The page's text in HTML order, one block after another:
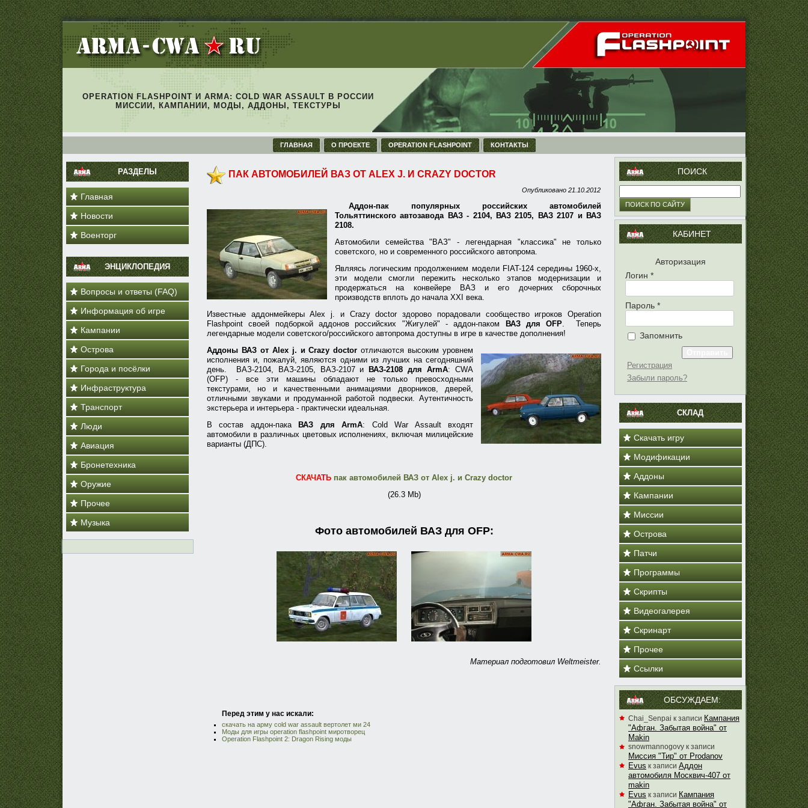
OPERATION FLASHPOINT И ARMA: COLD WAR ASSAULT В РОССИИ
МИССИИ, КАМПАНИИ, МОДЫ, АДДОНЫ, ТЕКСТУРЫ
ГЛАВНАЯ О ПРОЕКТЕ OPERATION FLASHPOINT КОНТАКТЫ
РАЗДЕЛЫ
Главная
Новости
Военторг
ЭНЦИКЛОПЕДИЯ
Вопросы и ответы (FAQ)
Информация об игре
Кампании
Острова
Города и посёлки
Инфраструктура
Транспорт
Люди
Авиация
Бронетехника
Оружие
Прочее
Музыка
ПАК АВТОМОБИЛЕЙ ВАЗ ОТ ALEX J. И CRAZY DOCTOR
Опубликовано 21.10.2012
Аддон-пак популярных российских автомобилей
Тольяттинского автозавода ВАЗ - 2104, ВАЗ 2105, ВАЗ 2107 и ВАЗ
2108.
Автомобили семейства "ВАЗ" - легендарная "классика" не только
советского, но и современного российского автопрома.
Являясь логическим продолжением модели FIAT-124 середины 1960-х,
эти модели смогли пережить несколько этапов модернизации и
продержаться на конвейере ВАЗ и его дочерних сборочных
производств вплоть до начала XXI века.
Известные аддонмейкеры Alex j. и Crazy doctor здорово порадовали сообщество игроков Operation
Flashpoint своей подборкой аддонов российских "Жигулей" - аддон-паком
ВАЗ для OFP. Теперь
легендарные модели советского/российского автопрома доступны в игре в качестве дополнения!
Аддоны ВАЗ от Alex j. и Crazy doctor отличаются высоким уровнем
исполнения и, пожалуй, являются одними из лучших на сегодняшний
день. ВАЗ-2104, ВАЗ-2105, ВАЗ-2107 и
ВАЗ-2108 для ArmA: CWA
(OFP) - все эти машины обладают не только превосходными
текстурами, но и качественными анимациями дворников, дверей,
отличными звуками и продуманной работой подвески. Аутентичность
экстерьера и интерьера - практически идеальная.
В состав аддон-пака
ВАЗ для ArmA: Cold War Assault входят
автомобили в различных цветовых исполнениях, включая милицейские
варианты (ДПС).
СКАЧАТЬ пак автомобилей ВАЗ от Alex j. и Crazy doctor
(26.3 Mb)
Фото автомобилей ВАЗ для OFP:
Материал подготовил Weltmeister.
Перед этим у нас искали:
скачать на арму cold war assault вертолет ми 24
Моды для игры operation flashpoint миротворец
Operation Flashpoint 2: Dragon Rising моды
ПОИСК
КАБИНЕТ
Авторизация
Логин *
Пароль *
Запомнить
Регистрация
Забыли пароль?
СКЛАД
Скачать игру
Модификации
Аддоны
Кампании
Миссии
Острова
Патчи
Программы
Скрипты
Видеогалерея
Скринарт
Прочее
Ссылки
ОБСУЖДАЕМ:
Chai_Senpai к записи Кампания
"Афган. Забытая война" от
Makin
snowmannogovy к записи
Миссия "Тир" от Prodanov
Evus к записи Аддон
автомобиля Москвич-407 от
makin
Evus к записи Кампания
"Афган. Забытая война" от